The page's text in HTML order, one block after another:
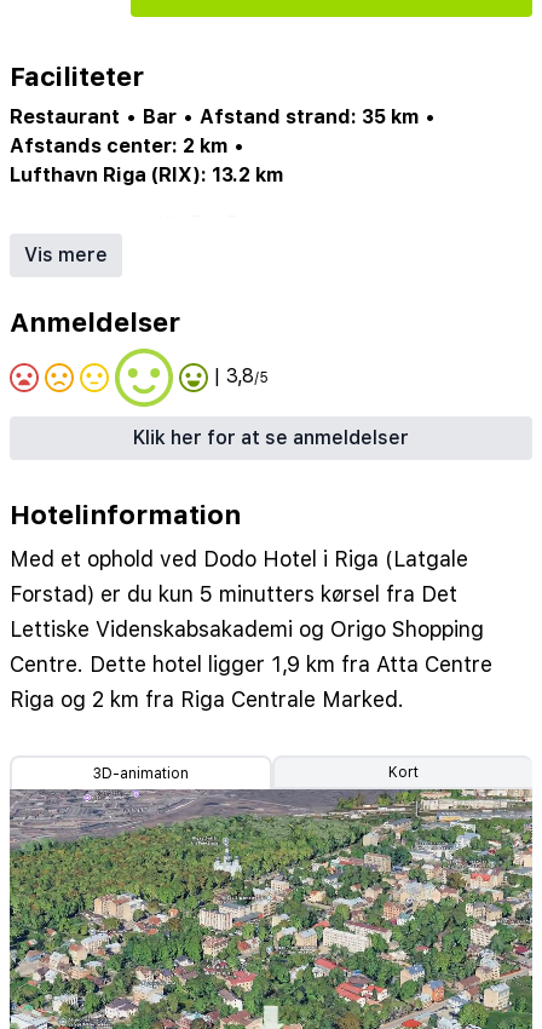
Faciliteter
Restaurant • Bar • Afstand strand: 35 km •
Afstands center: 2 km •
Lufthavn Riga (RIX): 13.2 km
Parkering (evt. mod gebyr)
Vis mere
Anmeldelser
| 3,8/5
Klik her for at se anmeldelser
Hotelinformation
Med et ophold ved Dodo Hotel i Riga (Latgale
Forstad) er du kun 5 minutters kørsel fra Det
Lettiske Videnskabsakademi og Origo Shopping
Centre. Dette hotel ligger 1,9 km fra Atta Centre
Riga og 2 km fra Riga Centrale Marked.
3D-animation Kort